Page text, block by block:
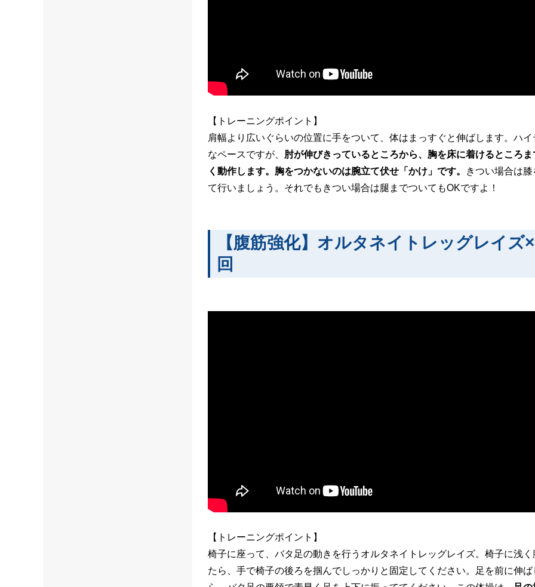
【トレーニングポイント】
肩幅より広いぐらいの位置に手をついて、体はまっすぐと伸ばします。ハイ
なペースですが、 肘が伸びきっているところから、胸を床に着けるところま
く動作します。胸をつかないのは腕立て伏せ「かけ」です。
きつい場合は
て行いましょう。それでもきつい場合は腿までついてもOKですよ！
【腹筋強化】オルタネイトレッグレイズ
回
【トレーニングポイント】
椅子に座って、バタ足の動きを行うオルタネイトレッグレイズ。椅子に浅く
たら、手で椅子の後ろを掴んでしっかりと固定してください。足を前に伸ば